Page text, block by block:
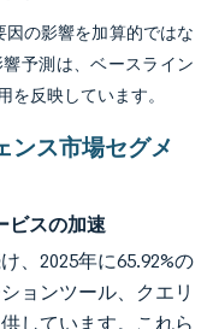
の影響を加算的ではな
予測は、ベースライン
を反映しています。
ンス市場セグメ
ビスの加速
、2025年に65.92%の
ョンツール、クエリ
しています。これら